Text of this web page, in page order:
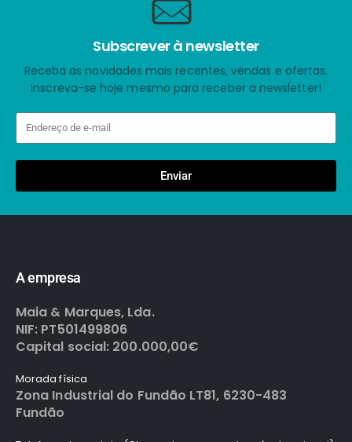
Subscrever à newsletter
Receba as novidades mais recentes, vendas e ofertas.
Inscreva-se hoje mesmo para receber a newsletter!
Enviar
A empresa
Maia & Marques, Lda.
NIF: PT501499806
Capital social: 200.000,00€
Morada física
Zona Industrial do Fundão LT81, 6230-483
Fundão